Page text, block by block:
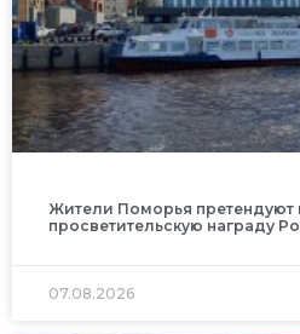
Жители Поморья претендуют
просветительскую награду
07.08.2026